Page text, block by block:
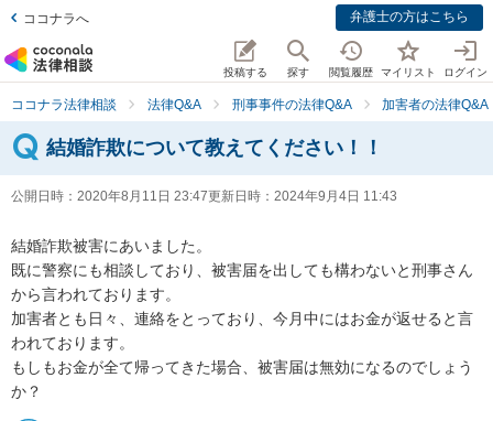
ココナラへ 弁護士の方はこちら
投稿する 探す 閲覧履歴 マイリスト ログイン
ココナラ法律相談 法律Q&A 刑事事件の法律Q&A 加害者の法律Q&A
結婚詐欺について教えてください！！
公開日時： 2020年8月11日 23:47更新日時： 2024年9月4日 11:43
結婚詐欺被害にあいました。
既に警察にも相談しており、被害届を出しても構わないと刑事さん
から言われております。
加害者とも日々、連絡をとっており、今月中にはお金が返せると言
われております。
もしもお金が全て帰ってきた場合、被害届は無効になるのでしょう
か？